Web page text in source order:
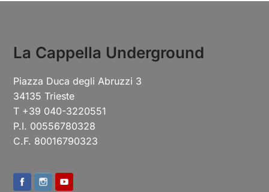
La Cappella Underground
Piazza Duca degli Abruzzi 3
34135 Trieste
T +39 040-3220551
P.I. 00556780328
C.F. 80016790323